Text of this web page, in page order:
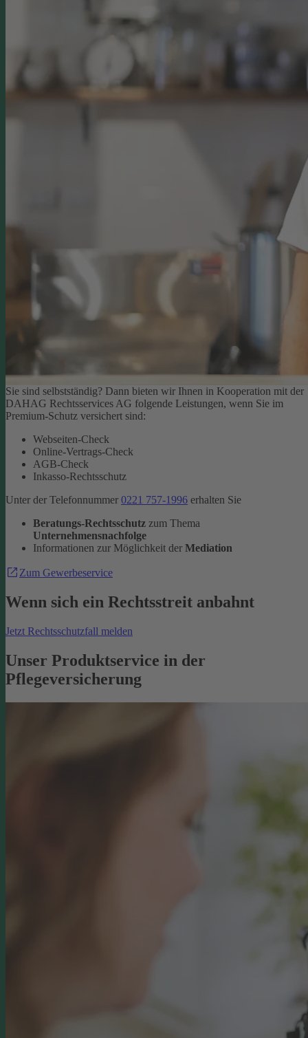
Sie sind selbstständig? Dann bieten wir Ihnen in Kooperation mit der
DAHAG Rechtsservices AG folgende Leistungen, wenn Sie im
Premium-Schutz versichert sind:
Webseiten-Check
Online-Vertrags-Check
AGB-Check
Inkasso-Rechtsschutz
Unter der Telefonnummer 0221 757-1996 erhalten Sie
Beratungs-Rechtsschutz zum Thema
Unternehmensnachfolge
Informationen zur Möglichkeit der Mediation
Zum Gewerbeservice
Wenn sich ein Rechtsstreit anbahnt
Jetzt Rechtsschutzfall melden
Unser Produktservice in der
Pflegeversicherung